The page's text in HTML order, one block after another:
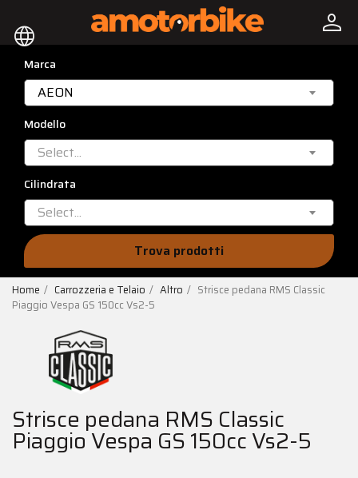
language person
Marca
AEON
Modello
Select...
Cilindrata
Select...
Trova prodotti
Home Carrozzeria e Telaio Altro
Strisce pedana RMS Classic
Piaggio Vespa GS 150cc Vs2-5
Strisce pedana RMS Classic
Piaggio Vespa GS 150cc Vs2-5